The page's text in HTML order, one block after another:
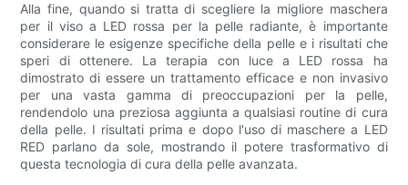
Alla fine, quando si tratta di scegliere la migliore maschera
per il viso a LED rossa per la pelle radiante, è importante
considerare le esigenze specifiche della pelle e i risultati che
speri di ottenere. La terapia con luce a LED rossa ha
dimostrato di essere un trattamento efficace e non invasivo
per una vasta gamma di preoccupazioni per la pelle,
rendendolo una preziosa aggiunta a qualsiasi routine di cura
della pelle. I risultati prima e dopo l'uso di maschere a LED
RED parlano da sole, mostrando il potere trasformativo di
questa tecnologia di cura della pelle avanzata.